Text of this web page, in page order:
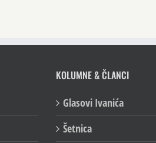
KOLUMNE & ČLANCI
Glasovi Ivanića
Šetnica